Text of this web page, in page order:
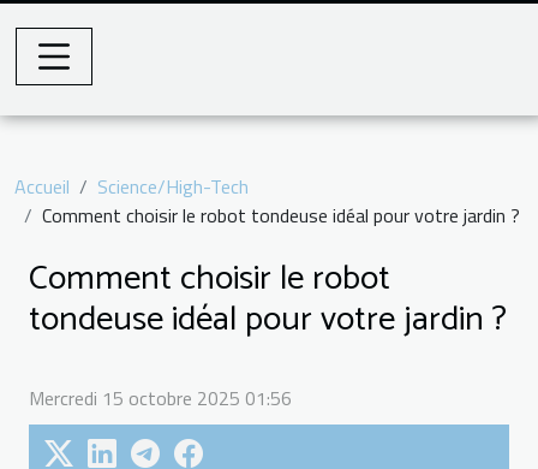
Accueil
Science/High-Tech
Comment choisir le robot tondeuse idéal pour votre jardin ?
Comment choisir le robot
tondeuse idéal pour votre jardin ?
Mercredi 15 octobre 2025 01:56